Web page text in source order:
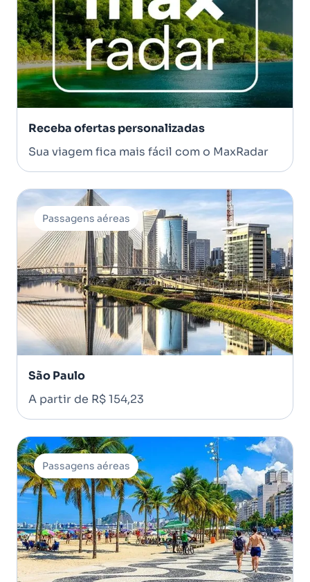
Receba ofertas personalizadas
Sua viagem fica mais fácil com o MaxRadar
Passagens aéreas
São Paulo
A partir de R$ 154,23
Passagens aéreas